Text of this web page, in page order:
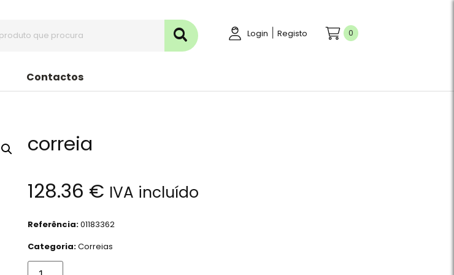
Login Registo 0
Contactos
correia
128.36 € IVA incluído
Referência:01183362
Categoria:Correias